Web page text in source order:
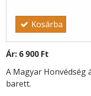
Kosárba
Ár: 6 900 Ft
A Magyar
barett.